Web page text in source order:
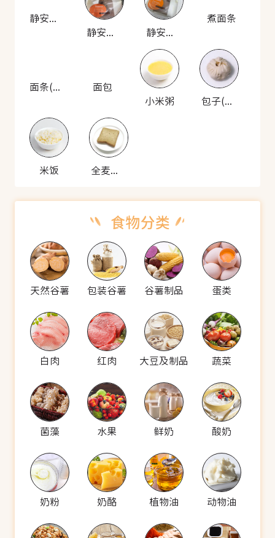
静安面包房 紫米红豆吐司
静安面包房 紫米红豆吐司
静安面包房 紫米红豆吐司
煮面条
面条(生)
面包
小米粥
包子(猪肉馅)
米饭 全麦面包
天然谷薯 包装谷薯 谷薯制品 蛋类
白肉 红肉 大豆及制品 蔬菜
菌藻 水果 鲜奶 酸奶
奶粉 奶酪 植物油 动物油